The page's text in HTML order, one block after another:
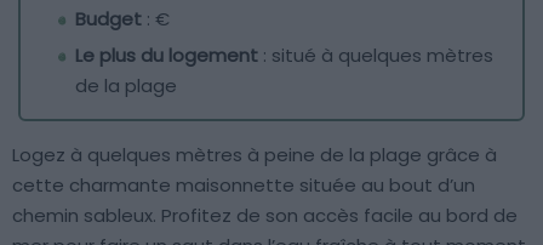
Budget : €
Le plus du logement : situé à quelques mètres
de la plage
Logez à quelques mètres à peine de la plage grâce à
cette charmante maisonnette située au bout d’un
chemin sableux. Profitez de son accès facile au bord de